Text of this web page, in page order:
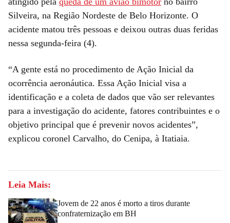
Silveira, na Região Nordeste de Belo Horizonte. O
acidente matou três pessoas e deixou outras duas feridas
nessa segunda-feira (4).
“A gente está no procedimento de Ação Inicial da
ocorrência aeronáutica. Essa Ação Inicial visa a
identificação e a coleta de dados que vão ser relevantes
para a investigação do acidente, fatores contribuintes e o
objetivo principal que é prevenir novos acidentes”,
explicou coronel Carvalho, do Cenipa, à Itatiaia.
Leia Mais:
Jovem de 22 anos é morto a tiros durante
confraternização em BH